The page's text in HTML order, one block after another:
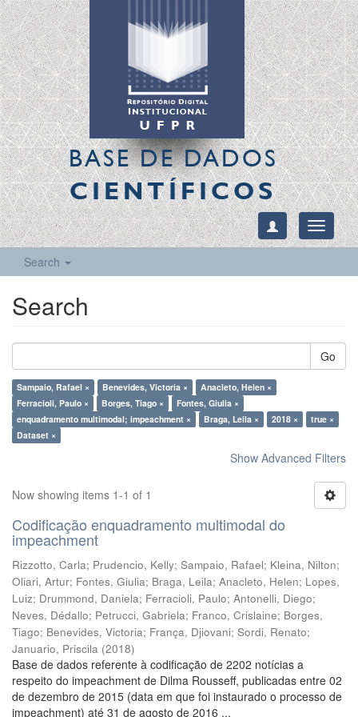
BASE DE DADOS
CIENTÍFICOS
Toggle
Search
Search
Go
Sampaio, Rafael × Benevides, Victoria ×
Anacleto, Helen ×
Ferracioli, Paulo ×
Borges, Tiago ×
Fontes, Giulia ×
enquadramento multimodal; impeachment ×
Braga, Leila × 2018 ×
true ×
Dataset ×
Show Advanced Filters
Now showing items 1-1 of 1
Codificação enquadramento multimodal do
impeachment
Rizzotto, Carla; Prudencio, Kelly; Sampaio, Rafael; Kleina, Nilton;
Oliari, Artur; Fontes, Giulia; Braga, Leila; Anacleto, Helen; Lopes,
Luiz; Drummond, Daniela; Ferracioli, Paulo; Antonelli, Diego;
Neves, Dédallo; Petrucci, Gabriela; Franco, Crislaine; Borges,
Tiago; Benevides, Victoria; França, Djiovani; Sordi, Renato;
Januario, Priscila (2018)
Base de dados referente à codificação de 2202 notícias a
respeito do impeachment de Dilma Rousseff, publicadas entre 02
de dezembro de 2015 (data em que foi instaurado o processo de
impeachment) até 31 de agosto de 2016 ...